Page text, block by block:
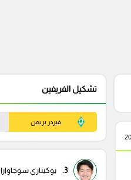
تشكيل الفريفين
فيردر بريمن
3. يوكينارى سوجاوارا